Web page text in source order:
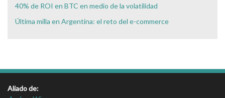
40% de ROI en BTC en medio de la volatilidad
Última milla en Argentina: el reto del e-commerce
Aliado de: